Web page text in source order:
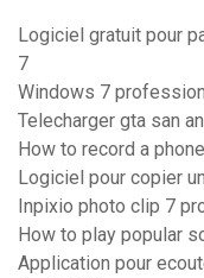
Logiciel gratuit pour
7
Windows 7
Telecharger gta san
How to record a
Logiciel pour copier
Inpixio photo clip 7
How to play popular
Application pour